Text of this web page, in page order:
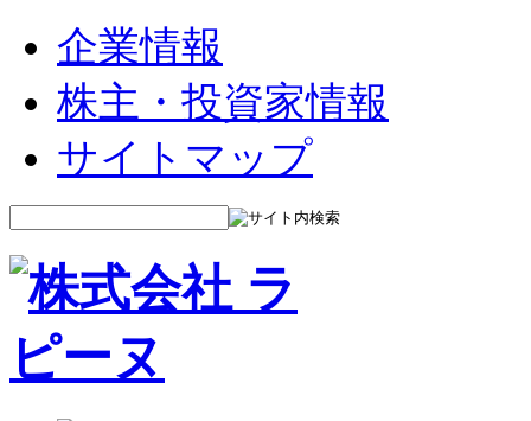
企業情報
株主・投資家情報
サイトマップ